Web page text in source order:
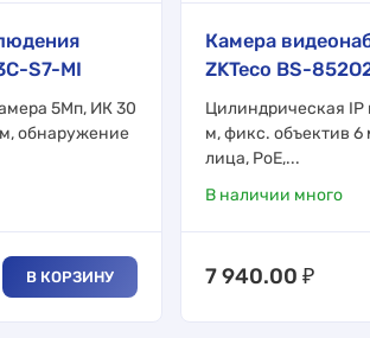
S7-MI
5Мп, ИК 30
обнаружение
В КОРЗИНУ
Камера
ZKTeco BS-
Цилиндрическая
м, фикс. объектив
лица, PoE,...
В наличии много
7 940.00 ₽